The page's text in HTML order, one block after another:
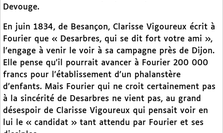
Devouge.
En juin 1834, de Besançon, Clarisse Vigoureux écrit à
Fourier que « Desarbres, qui se dit fort votre ami »,
l’engage à venir le voir à sa campagne près de Dijon.
Elle pense qu’il pourrait avancer à Fourier 200 000
francs pour l’établissement d’un phalanstère
d’enfants. Mais Fourier qui ne croit certainement pas
à la sincérité de Desarbres ne vient pas, au grand
désespoir de Clarisse Vigoureux qui pensait voir en
lui le « candidat » tant attendu par Fourier et ses